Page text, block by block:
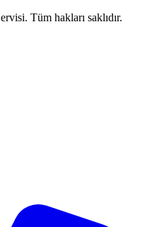
Tüm hakları saklıdır.